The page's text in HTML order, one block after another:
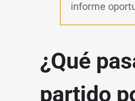
informe
¿Qué
partido